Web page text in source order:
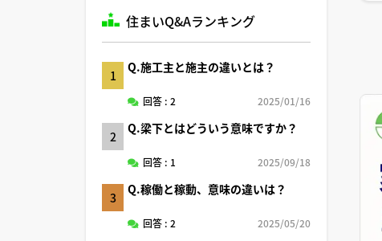
住まいQ&Aランキング
1
Q.施工主と施主の違いとは？
回答 : 2 2025/01/16
2
Q.梁下とはどういう意味ですか？
回答 : 1 2025/09/18
3
Q.稼働と稼動、意味の違いは？
回答 : 2 2025/05/20